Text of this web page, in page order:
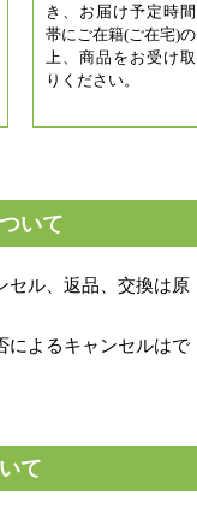
き、お届け予定時間
帯にご在籍(ご在宅)の
上、商品をお受け取
りください。
いて
セル、返品、交換は原
によるキャンセルはで
て